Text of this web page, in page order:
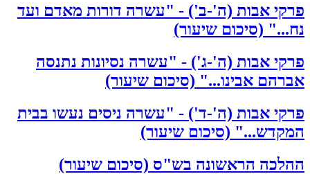
פרקי אבות (ה'-ב') - "עשרה דורות מאדם ועד
נח..." (סיכום שיעור)
פרקי אבות (ה'-ג') - "עשרה נסיונות נתנסה
אברהם אבינו..." (סיכום שיעור)
פרקי אבות (ה'-ד') - "עשרה ניסים נעשו בבית
המקדש..." (סיכום שיעור)
ההלכה הראשונה בש"ס (סיכום שיעור)